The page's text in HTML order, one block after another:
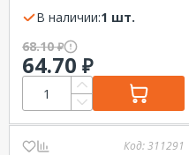
В наличии:
1 шт.
68.10₽
64.70 ₽
Код:311291